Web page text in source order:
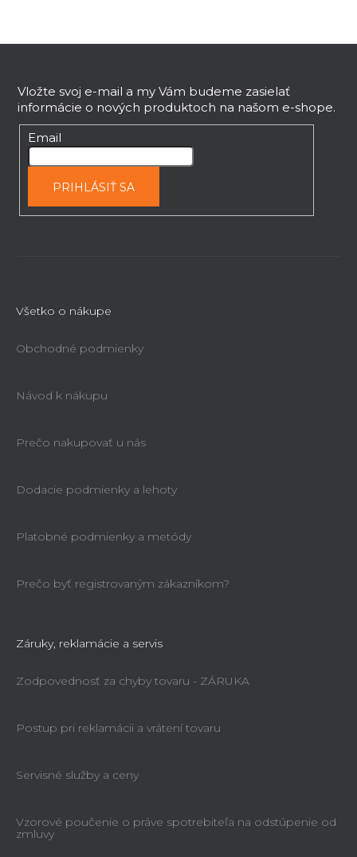
Vložte svoj e-mail a my Vám budeme zasielať
informácie o nových produktoch na našom e-shope.
Email
PRIHLÁSIŤ SA
Všetko o nákupe
Obchodné podmienky
Návod k nákupu
Prečo nakupovať u nás
Dodacie podmienky a lehoty
Platobné podmienky a metódy
Prečo byť registrovaným zákazníkom?
Záruky, reklamácie a servis
Zodpovednosť za chyby tovaru - ZÁRUKA
Postup pri reklamácii a vrátení tovaru
Servisné služby a ceny
Vzorové poučenie o práve spotrebiteľa na odstúpenie od
zmluvy